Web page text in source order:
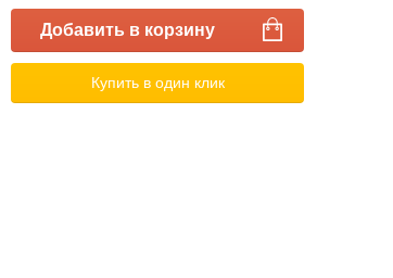
Добавить в корзину
Купить в один клик